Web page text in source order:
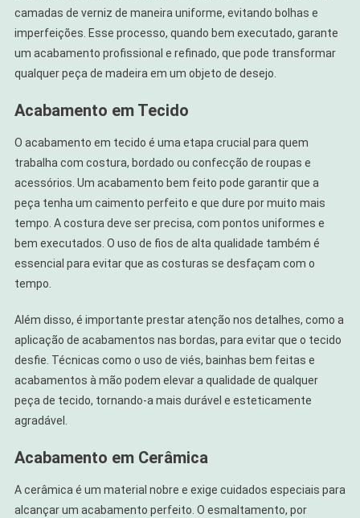
camadas de verniz de maneira uniforme, evitando bolhas e
imperfeições. Esse processo, quando bem executado, garante
um acabamento profissional e refinado, que pode transformar
qualquer peça de madeira em um objeto de desejo.
Acabamento em Tecido
O acabamento em tecido é uma etapa crucial para quem
trabalha com costura, bordado ou confecção de roupas e
acessórios. Um acabamento bem feito pode garantir que a
peça tenha um caimento perfeito e que dure por muito mais
tempo. A costura deve ser precisa, com pontos uniformes e
bem executados. O uso de fios de alta qualidade também é
essencial para evitar que as costuras se desfaçam com o
tempo.
Além disso, é importante prestar atenção nos detalhes, como a
aplicação de acabamentos nas bordas, para evitar que o tecido
desfie. Técnicas como o uso de viés, bainhas bem feitas e
acabamentos à mão podem elevar a qualidade de qualquer
peça de tecido, tornando-a mais durável e esteticamente
agradável.
Acabamento em Cerâmica
A cerâmica é um material nobre e exige cuidados especiais para
alcançar um acabamento perfeito. O esmaltamento, por